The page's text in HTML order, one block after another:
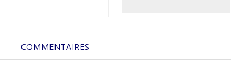
COMMENTAIRES